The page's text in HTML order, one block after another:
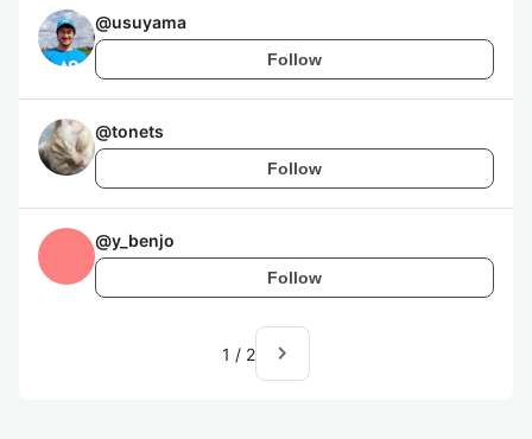
@usuyama
Follow
@tonets
Follow
@y_benjo
Follow
1 / 2 navigate_next